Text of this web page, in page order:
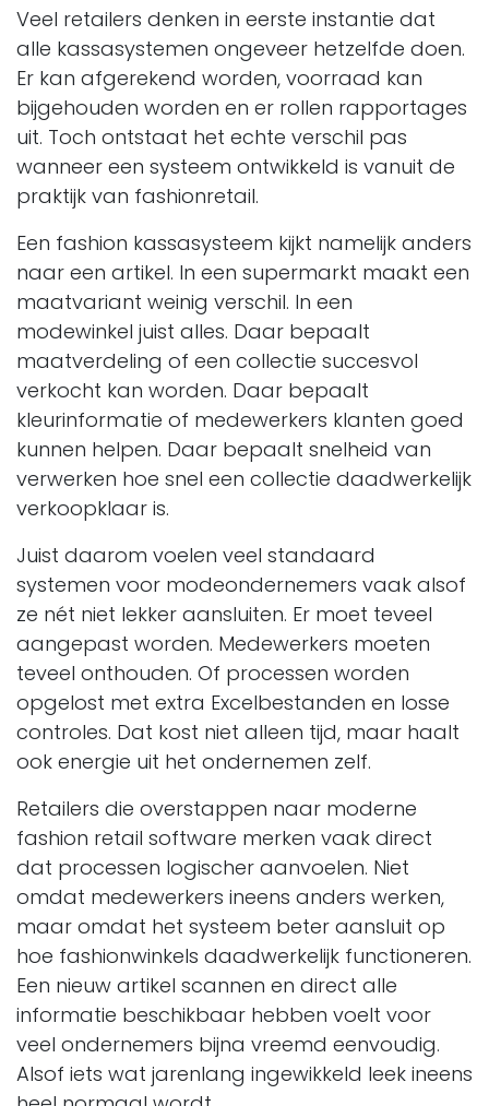
Veel retailers denken in eerste instantie dat
alle kassasystemen ongeveer hetzelfde doen.
Er kan afgerekend worden, voorraad kan
bijgehouden worden en er rollen rapportages
uit. Toch ontstaat het echte verschil pas
wanneer een systeem ontwikkeld is vanuit de
praktijk van fashionretail.
Een fashion kassasysteem kijkt namelijk anders
naar een artikel. In een supermarkt maakt een
maatvariant weinig verschil. In een
modewinkel juist alles. Daar bepaalt
maatverdeling of een collectie succesvol
verkocht kan worden. Daar bepaalt
kleurinformatie of medewerkers klanten goed
kunnen helpen. Daar bepaalt snelheid van
verwerken hoe snel een collectie daadwerkelijk
verkoopklaar is.
Juist daarom voelen veel standaard
systemen voor modeondernemers vaak alsof
ze nét niet lekker aansluiten. Er moet teveel
aangepast worden. Medewerkers moeten
teveel onthouden. Of processen worden
opgelost met extra Excelbestanden en losse
controles. Dat kost niet alleen tijd, maar haalt
ook energie uit het ondernemen zelf.
Retailers die overstappen naar moderne
fashion retail software merken vaak direct
dat processen logischer aanvoelen. Niet
omdat medewerkers ineens anders werken,
maar omdat het systeem beter aansluit op
hoe fashionwinkels daadwerkelijk functioneren.
Een nieuw artikel scannen en direct alle
informatie beschikbaar hebben voelt voor
veel ondernemers bijna vreemd eenvoudig.
Alsof iets wat jarenlang ingewikkeld leek ineens